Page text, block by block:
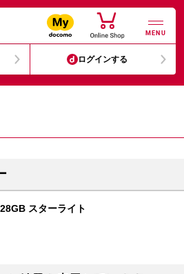
MENU
ログインする
スターライト